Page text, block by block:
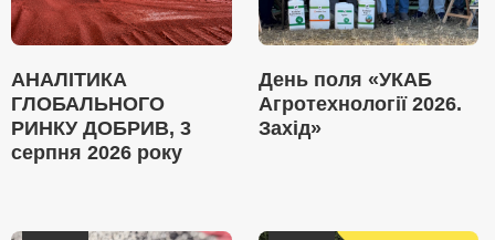
АНАЛІТИКА
ГЛОБАЛЬНОГО
РИНКУ ДОБРИВ, 3
серпня 2026 року
День поля «УКАБ
Агротехнології 2026.
Захід»